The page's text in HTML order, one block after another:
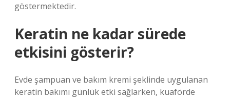
göstermektedir.
Keratin ne kadar sürede
etkisini gösterir?
Evde şampuan ve bakım kremi şeklinde uygulanan
keratin bakımı günlük etki sağlarken, kuaförde